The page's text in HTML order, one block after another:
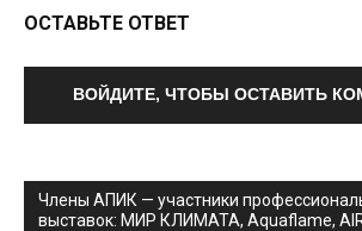
ОСТАВЬТЕ ОТВЕТ
ВОЙДИТЕ, ЧТОБЫ ОСТАВИТЬ
Члены АПИК — участники
выставок: МИР КЛИМАТА, Aquaflame,